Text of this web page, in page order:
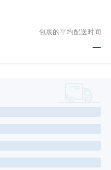
包裹的平均配送时间
—